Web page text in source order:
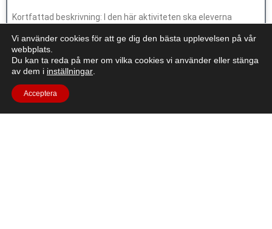
Kortfattad beskrivning: I den här aktiviteten ska eleverna
kunna överleva på andra platser i solsystemet. Eleverna
kommer att
Läs Mer "
Vi använder cookies för att ge dig den bästa upplevelsen på vår
webbplats.
Du kan ta reda på mer om vilka cookies vi använder eller stänga
av dem i inställningar
Acceptera